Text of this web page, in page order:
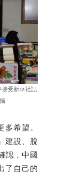
接受新華社記
多希望。
建設、脫
認，中國
了自己的